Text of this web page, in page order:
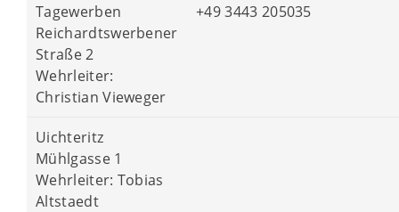
Tagewerben
Reichardtswerbener
Straße 2
Wehrleiter:
Christian Vieweger
+49 3443 205035
Uichteritz
Mühlgasse 1
Wehrleiter: Tobias
Altstaedt